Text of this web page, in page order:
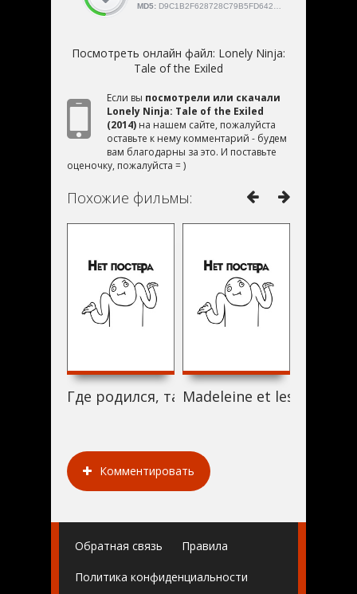
MD5: D9C1B2F628728C79B5FD6424684343FC
Посмотреть онлайн файл: Lonely Ninja:
Tale of the Exiled
Если вы посмотрели или скачали
Lonely Ninja: Tale of the Exiled
(2014) на нашем сайте, пожалуйста
оставьте к нему комментарий - будем
вам благодарны за это. И поставьте
оценочку, пожалуйста = )
Похожие фильмы:
Где родился, там и пригодился (2014)
Madeleine et les deux
Комментировать
Обратная связь Правила
Политика конфиденциальности